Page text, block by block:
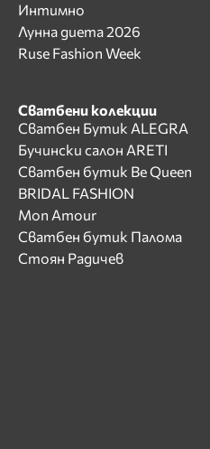
Интимно
Лунна диета 2026
Ruse Fashion Week
Сватбени колекции
Сватбен Бутик ALEGRA
Бучински салон ARETI
Сватбен бутик Be Queen
BRIDAL FASHION
Mon Amour
Сватбен бутик Палома
Стоян Радичев